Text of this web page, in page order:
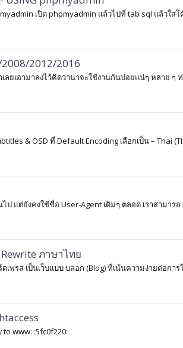
เปิด phpmyadmin แล้วไปที่ tab sql แล้วใส่
2012/2016
ลยเอามาลงไว้คิดว่าน่าจะใช้งานกันบ่อยแน่ๆ หลาย ๆ
& OSD ที่ Default Encoding เลือกเป็น – Thai
แต่ยังคงใช้ชื่อ User-Agent เดิมๆ ตลอด เราสามารถ
ภาษาไทย
พรส เป็นเว็บแบบ บลอก (Blog) ที่เน้นความง่ายต่อการ
www: :5fc0f220: